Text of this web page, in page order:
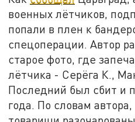
военных лётчиков,
попали в плен к
спецоперации. Автор
старое фото, где
лётчика - Серёга К.,
Последний был сбит и
года. По словам